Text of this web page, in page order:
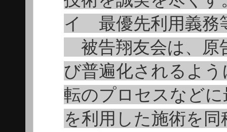
イ 最優先利用義務
被告翔友会は、原
び普遍化されるよ
転のプロセスなど
を利用した施術を